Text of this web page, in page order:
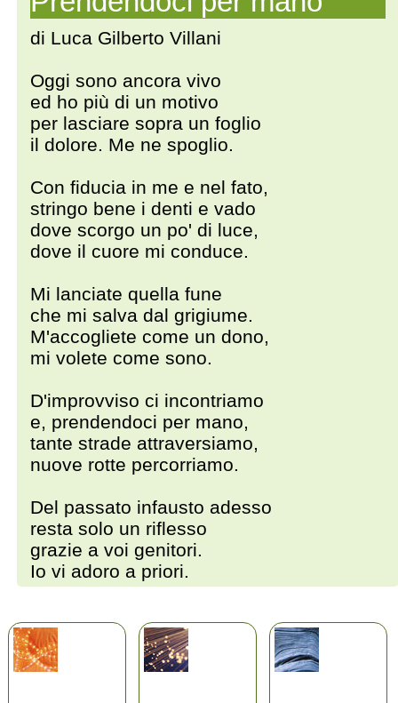
di Luca Gilberto Villani
Oggi sono ancora vivo
ed ho più di un motivo
per lasciare sopra un foglio
il dolore. Me ne spoglio.
Con fiducia in me e nel fato,
stringo bene i denti e vado
dove scorgo un po' di luce,
dove il cuore mi conduce.
Mi lanciate quella fune
che mi salva dal grigiume.
M'accogliete come un dono,
mi volete come sono.
D'improvviso ci incontriamo
e, prendendoci per mano,
tante strade attraversiamo,
nuove rotte percorriamo.
Del passato infausto adesso
resta solo un riflesso
grazie a voi genitori.
Io vi adoro a priori.